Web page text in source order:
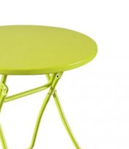
neveras